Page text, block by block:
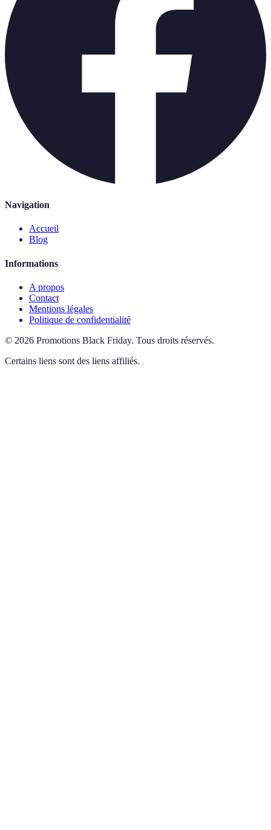
Navigation
Accueil
Blog
Informations
A propos
Contact
Mentions légales
Politique de confidentialité
© 2026 Promotions Black Friday. Tous droits réservés.
Certains liens sont des liens affiliés.